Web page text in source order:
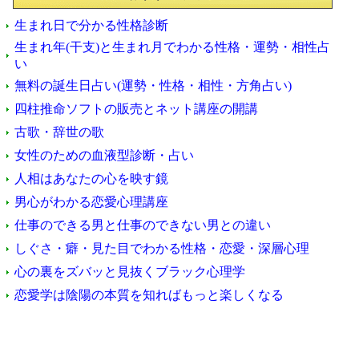
生まれ日で分かる性格診断
生まれ年(干支)と生まれ月でわかる性格・運勢・相性占
い
無料の誕生日占い(運勢・性格・相性・方角占い)
四柱推命ソフトの販売とネット講座の開講
古歌・辞世の歌
女性のための血液型診断・占い
人相はあなたの心を映す鏡
男心がわかる恋愛心理講座
仕事のできる男と仕事のできない男との違い
しぐさ・癖・見た目でわかる性格・恋愛・深層心理
心の裏をズバッと見抜くブラック心理学
恋愛学は陰陽の本質を知ればもっと楽しくなる